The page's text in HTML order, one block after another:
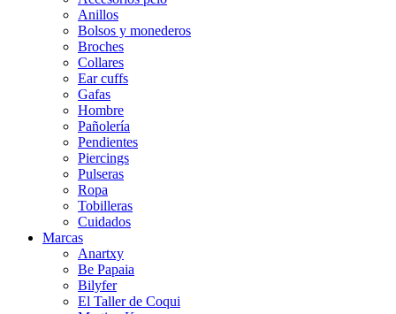
Anillos
Bolsos y monederos
Broches
Collares
Ear cuffs
Gafas
Hombre
Pañolería
Pendientes
Piercings
Pulseras
Ropa
Tobilleras
Cuidados
Marcas
Anartxy
Be Papaia
Bilyfer
El Taller de Coqui